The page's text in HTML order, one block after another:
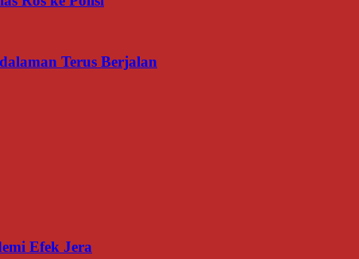
Terus Berjalan
Efek Jera